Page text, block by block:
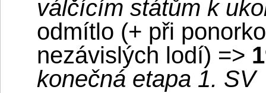
válčícím státům k
odmítlo (+ při
nezávislých lodí) =>
konečná etapa 1. SV